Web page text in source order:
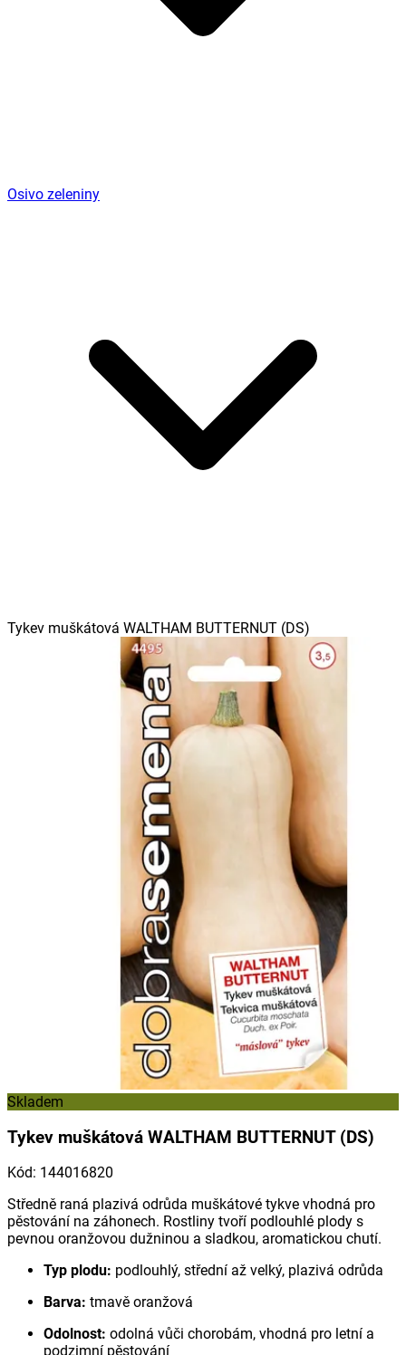
Osivo zeleniny
Tykev muškátová WALTHAM BUTTERNUT (DS)
Skladem
Tykev muškátová WALTHAM BUTTERNUT (DS)
Kód: 144016820
Středně raná plazivá odrůda muškátové tykve vhodná pro
pěstování na záhonech. Rostliny tvoří podlouhlé plody s
pevnou oranžovou dužninou a sladkou, aromatickou chutí.
Typ plodu: podlouhlý, střední až velký, plazivá odrůda
Barva: tmavě oranžová
Odolnost: odolná vůči chorobám, vhodná pro letní a
podzimní pěstování